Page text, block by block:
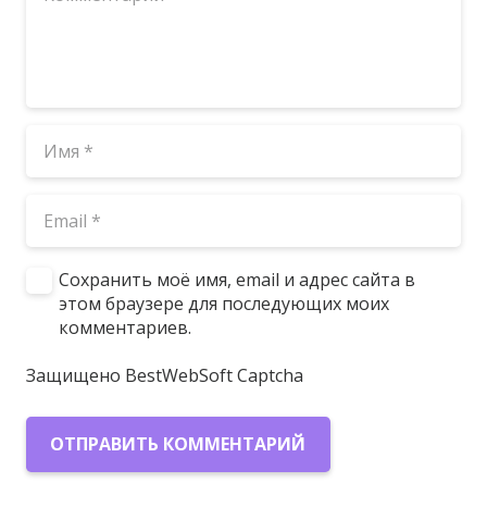
Сохранить моё имя, email и адрес сайта в
этом браузере для последующих моих
комментариев.
Защищено BestWebSoft Captcha
ОТПРАВИТЬ КОММЕНТАРИЙ